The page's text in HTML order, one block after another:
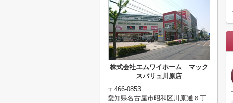
株式会社エムワイホーム マック
スバリュ川原店
〒466-0853
愛知県名古屋市昭和区川原通６丁